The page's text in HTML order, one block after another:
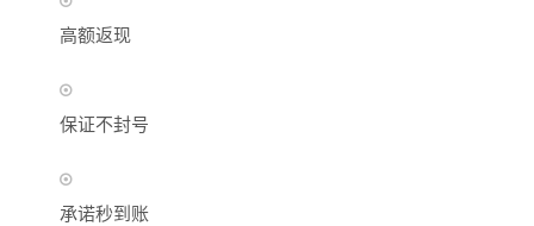
高额返现
保证不封号
承诺秒到账